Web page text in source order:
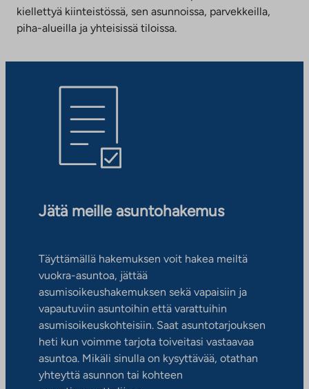
kiellettyä kiinteistössä, sen asunnoissa, parvekkeilla,
piha-alueilla ja yhteisissä tiloissa.
Jätä meille asuntohakemus
Täyttämällä hakemuksen voit hakea meiltä
vuokra-asuntoa, jättää
asumisoikeushakemuksen sekä vapaisiin ja
vapautuviin asuntoihin että varattuihin
asumisoikeuskohteisiin. Saat asuntotarjouksen
heti kun voimme tarjota toiveitasi vastaavaa
asuntoa. Mikäli sinulla on kysyttävää, otathan
yhteyttä asunnon tai kohteen